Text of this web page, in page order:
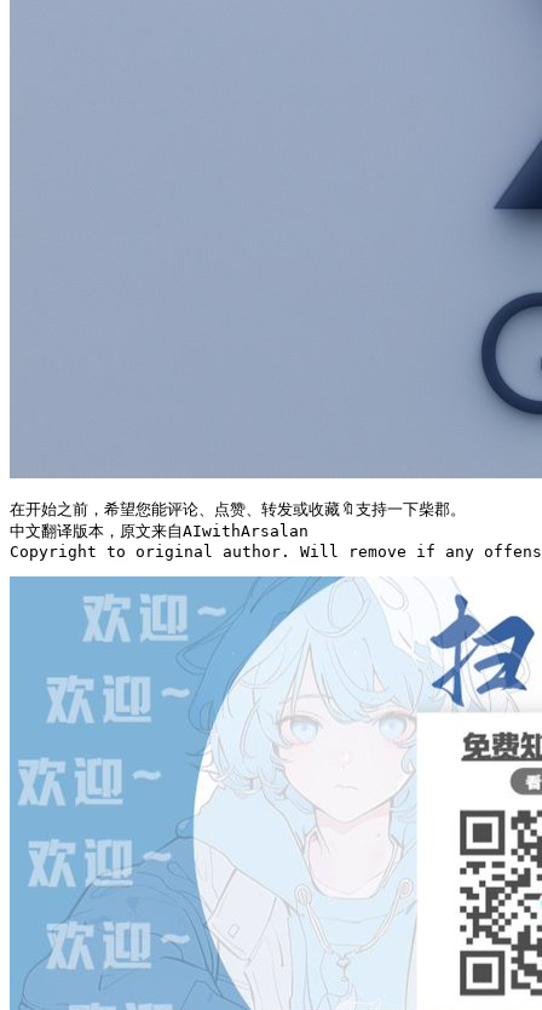
在开始之前，希望您能评论、点赞、转发或收藏🔖支持一下柴郡。
中文翻译版本，原文来自AIwithArsalan
Copyright to original author. Will remove if any